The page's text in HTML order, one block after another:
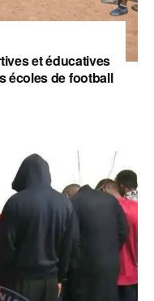
et éducatives
écoles de football